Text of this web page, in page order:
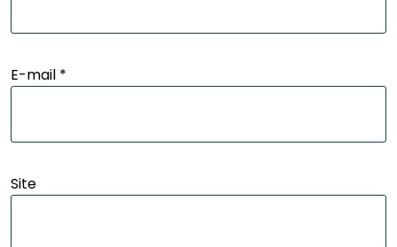
E-mail *
Site